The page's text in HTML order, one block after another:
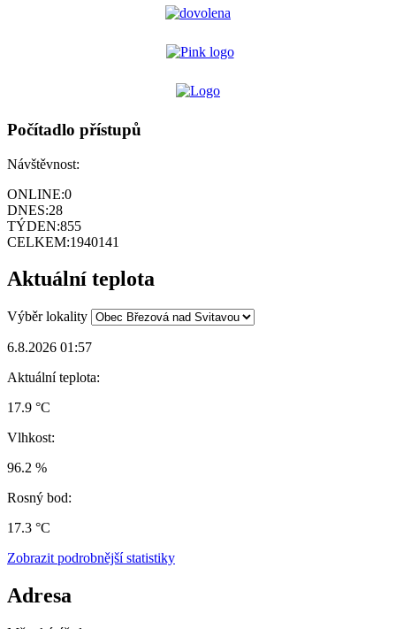
Počítadlo přístupů
Návštěvnost:
ONLINE:0
DNES:28
TÝDEN:855
CELKEM:1940141
Aktuální teplota
Výběr lokality
6.8.2026 01:57
Aktuální teplota:
17.9 °C
Vlhkost:
96.2 %
Rosný bod:
17.3 °C
Zobrazit podrobnější statistiky
Adresa